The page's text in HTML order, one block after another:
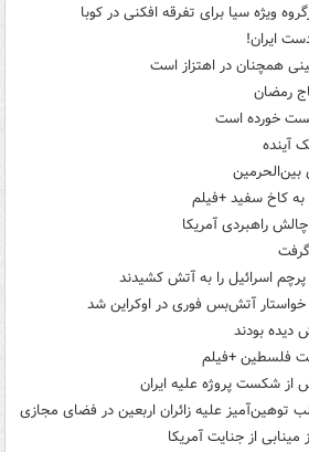
ویژه سیا برای تفرقه افکنی در کوبا
ایران!
همچنان در اهتزاز است
رمضان
خورده است
آینده
به کاخ سفید +فیلم
راهبردی آمریکا
گرفت
اسرائیل را به آتش کشیدند
آتش‌بس فوری در اوکراین شد
دیده بودند
فلسطین +فیلم
از شکست پروژه علیه ایران
توهین‌آمیز علیه زائران اربعین در فضای مجازی
از جنایت آمریکا